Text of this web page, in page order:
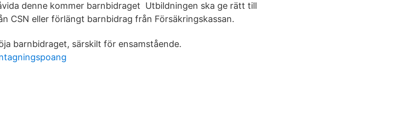
denne kommer barnbidraget Utbildningen ska ge rätt till
CSN eller förlängt barnbidrag från Försäkringskassan.
barnbidraget, särskilt för ensamstående.